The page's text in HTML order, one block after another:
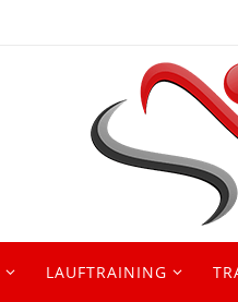
LAUFTRAINING